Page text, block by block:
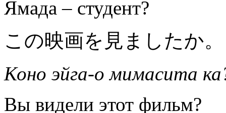
Ямада – студент?
この映画を見ましたか。
Коно эйга-о мимасита
Вы видели этот фильм?